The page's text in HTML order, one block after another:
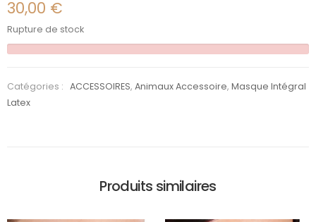
30,00 €
Rupture de stock
Catégories : ACCESSOIRES,Animaux Accessoire,Masque Intégral
Latex
Produits similaires